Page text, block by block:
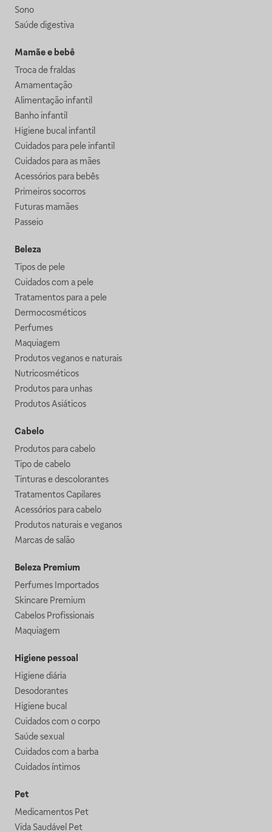
Sono
Saúde digestiva
Mamãe e bebê
Troca de fraldas
Amamentação
Alimentação infantil
Banho infantil
Higiene bucal infantil
Cuidados para pele infantil
Cuidados para as mães
Acessórios para bebês
Primeiros socorros
Futuras mamães
Passeio
Beleza
Tipos de pele
Cuidados com a pele
Tratamentos para a pele
Dermocosméticos
Perfumes
Maquiagem
Produtos veganos e naturais
Nutricosméticos
Produtos para unhas
Produtos Asiáticos
Cabelo
Produtos para cabelo
Tipo de cabelo
Tinturas e descolorantes
Tratamentos Capilares
Acessórios para cabelo
Produtos naturais e veganos
Marcas de salão
Beleza Premium
Perfumes Importados
Skincare Premium
Cabelos Profissionais
Maquiagem
Higiene pessoal
Higiene diária
Desodorantes
Higiene bucal
Cuidados com o corpo
Saúde sexual
Cuidados com a barba
Cuidados íntimos
Pet
Medicamentos Pet
Vida Saudável Pet